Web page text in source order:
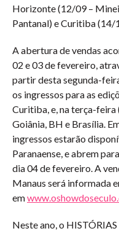
Horizonte (12/09 –
Pantanal) e Curitiba (14/
A abertura de vendas
02 e 03 de fevereiro,
partir desta segunda-
os ingressos para as
Curitiba, e, na terça-feira
Goiânia, BH e Brasília.
ingressos estarão
Paranaense, e abrem
dia 04 de fevereiro. A
Manaus será informada
em
Neste ano, o